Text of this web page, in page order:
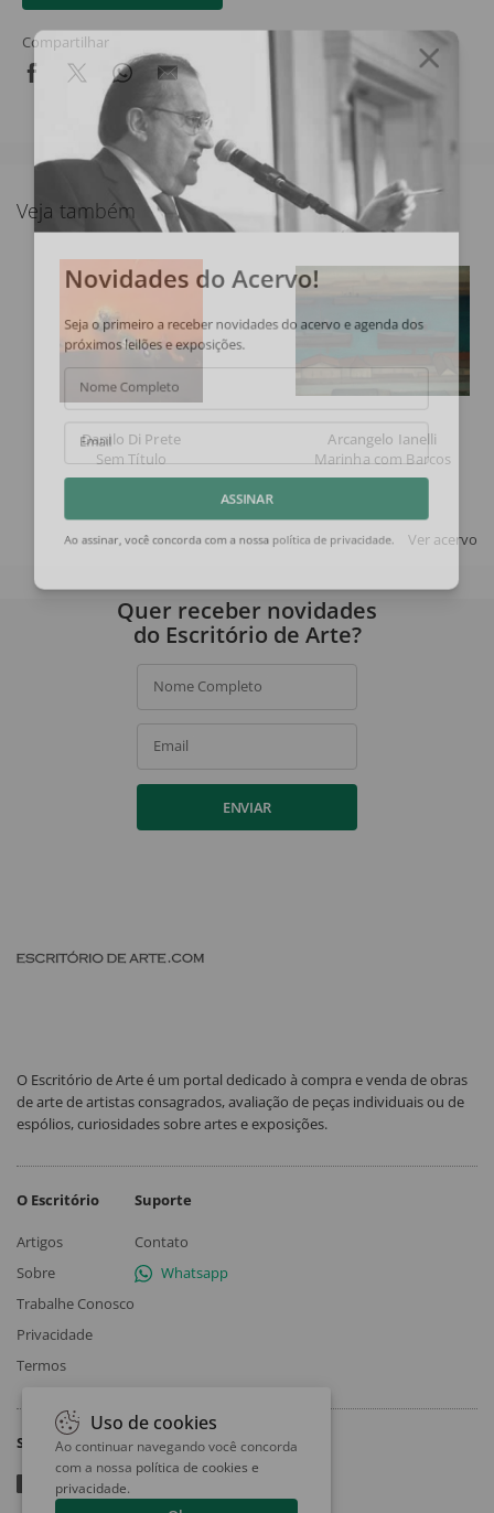
Compartilhar
Veja também
Danilo Di Prete
Sem Título
Arcangelo Ianelli
Marinha com Barcos
Ver acervo
Novidades do Acervo!
Seja o primeiro a receber novidades do acervo e agenda dos
próximos leilões e exposições.
Nome Completo
Email
Quer receber novidades
do Escritório de Arte?
Nome Completo
Email
ENVIAR
O Escritório de Arte é um portal dedicado à compra e venda de obras
de arte de artistas consagrados, avaliação de peças individuais ou de
espólios, curiosidades sobre artes e exposições.
O Escritório
Artigos
Sobre
Trabalhe Conosco
Privacidade
Termos
Suporte
Contato
Whatsapp
Siga
Uso de cookies
Ao continuar navegando você concorda
com a nossa política de cookies e
privacidade.